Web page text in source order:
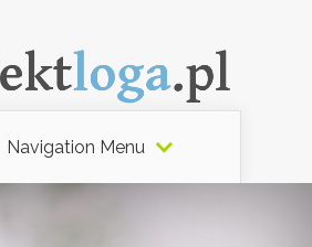
Navigation Menu